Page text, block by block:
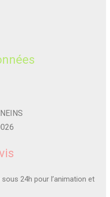
24h pour l’animation et